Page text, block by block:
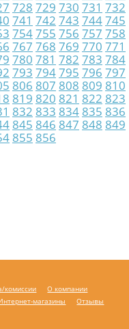
728 729 730 731 732
741 742 743 744745
754755 756 757 758
767 768 769 770 771
780 781 782 783 784
793 794795 796 797
806 807 808 809 810
819 820 821 822 823
832 833 834 835 836
845 846 847 848 849
855 856
комиссии
О компании
магазины Отзывы